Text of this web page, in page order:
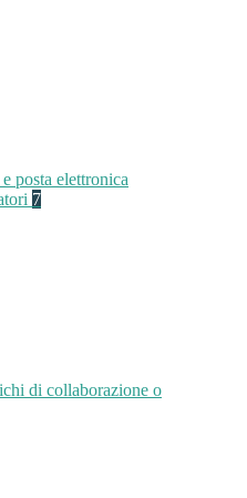
posta elettronica
7
di collaborazione o